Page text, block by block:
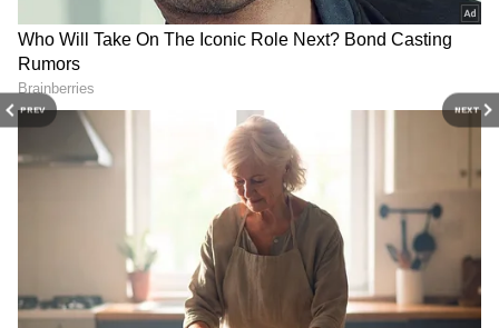
PREV NEXT
இந்த நிலையில் ஆளுநர் மாளிகையில் நீட்
தேர்வு வெற்றி பெற்ற மாணவர்களுக்கு
மத்தியில் ஆளுநர் ரவி பேசியபோது, நீட்
தேர்வு மசோதாவில் நானாக இருந்தால்
கையெழுத்திட மாட்டேன் எனக் கூறி
பரபரப்பை ஏற்படுத்தி இருந்தார். தமிழக
மக்களே நீட் தேர்வுக்கு எதிராக போராட்டம்
நடத்திவரும் நிலையில் ஆளுநர் ரவியின்
கருத்து அனைவரின் மத்தியிலும்
RECOMMENDED STORIES